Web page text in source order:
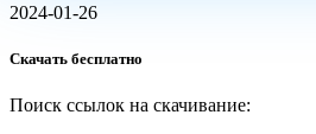
2024-01-26
Скачать бесплатно
Поиск ссылок на скачивание: